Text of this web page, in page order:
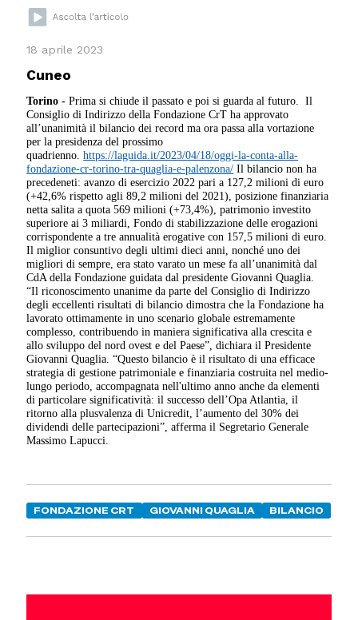
18 aprile 2023
Cuneo
Torino -Prima si chiude il passato e poi si guarda al futuro. Il
Consiglio di Indirizzo della Fondazione CrT ha approvato
all’unanimità il bilancio dei record ma ora passa alla vortazione
per la presidenza del prossimo
quadrienno.https://laguida.it/2023/04/18/oggi-la-conta-alla-
fondazione-cr-torino-tra-quaglia-e-palenzona/ Il bilancio non ha
precedeneti: avanzo di esercizio 2022 pari a 127,2 milioni di euro
(+42,6% rispetto agli 89,2 milioni del 2021), posizione finanziaria
netta salita a quota 569 milioni (+73,4%), patrimonio investito
superiore ai 3 miliardi, Fondo di stabilizzazione delle erogazioni
corrispondente a tre annualità erogative con 157,5 milioni di euro.
Il miglior consuntivo degli ultimi dieci anni, nonché uno dei
migliori di sempre, era stato varato un mese fa all’unanimità dal
CdA della Fondazione guidata dal presidente Giovanni Quaglia.
“Il riconoscimento unanime da parte del Consiglio di Indirizzo
degli eccellenti risultati di bilancio dimostra che la Fondazione ha
lavorato ottimamente in uno scenario globale estremamente
complesso, contribuendo in maniera significativa alla crescita e
allo sviluppo del nord ovest e del Paese”, dichiara il Presidente
Giovanni Quaglia. “Questo bilancio è il risultato di una efficace
strategia di gestione patrimoniale e finanziaria costruita nel medio-
lungo periodo, accompagnata nell'ultimo anno anche da elementi
di particolare significatività: il successo dell’Opa Atlantia, il
ritorno alla plusvalenza di Unicredit, l’aumento del 30% dei
dividendi delle partecipazioni”, afferma il Segretario Generale
Massimo Lapucci.
FONDAZIONE CRT GIOVANNI QUAGLIA BILANCIO